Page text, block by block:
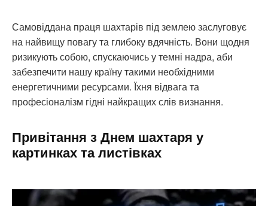
Самовіддана праця шахтарів під землею заслуговує
на найвищу повагу та глибоку вдячність. Вони щодня
ризикують собою, спускаючись у темні надра, аби
забезпечити нашу країну такими необхідними
енергетичними ресурсами. Їхня відвага та
професіоналізм гідні найкращих слів визнання.
Привітання з Днем шахтаря у
картинках та листівках